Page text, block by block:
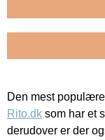
Den mest
Rito.dk som har et
derudover er der